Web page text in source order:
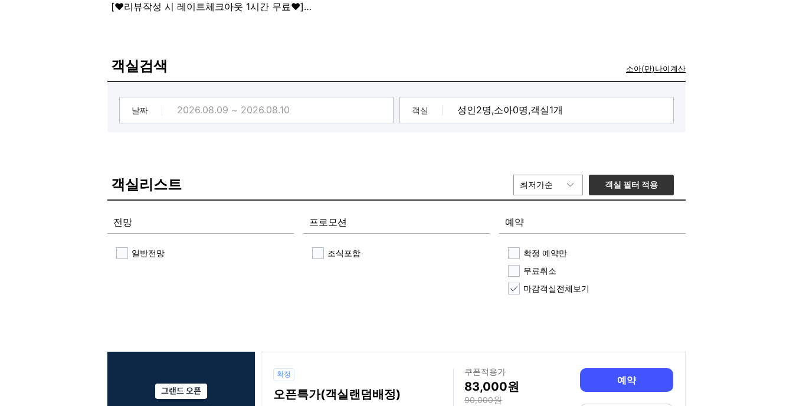
[❤️리뷰작성 시 레이트체크아웃 1시간 무료❤️]
객실검색 소아(만)나이계산
날짜 객실
객실리스트 최저가순 객실 필터 적용
전망
일반전망
프로모션
조식포함
예약
확정 예약만
무료취소
마감객실전체보기
확정
오픈특가(객실랜덤배정)
쿠폰적용가
83,000
90,000
예약